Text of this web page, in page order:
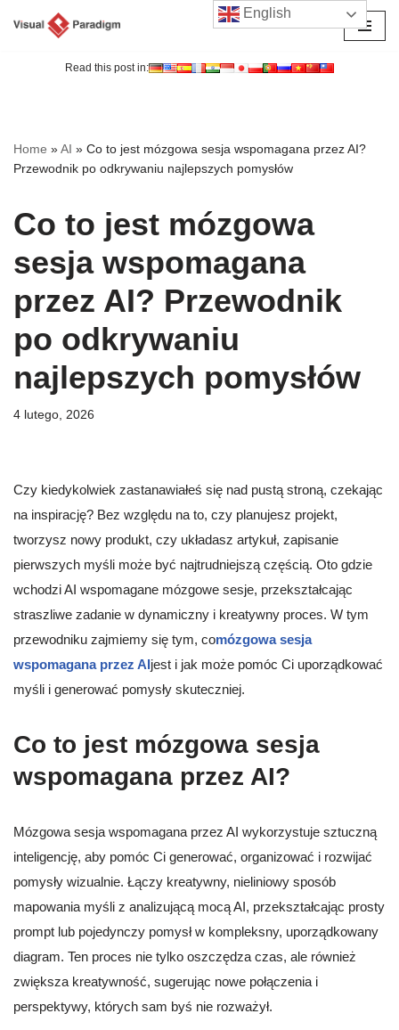
Read this post in:
Home »AI » Co to jest mózgowa sesja wspomagana przez AI?
Przewodnik po odkrywaniu najlepszych pomysłów
Co to jest mózgowa
sesja wspomagana
przez AI? Przewodnik
po odkrywaniu
najlepszych pomysłów
4 lutego, 2026
Czy kiedykolwiek zastanawiałeś się nad pustą stroną, czekając
na inspirację? Bez względu na to, czy planujesz projekt,
tworzysz nowy produkt, czy układasz artykuł, zapisanie
pierwszych myśli może być najtrudniejszą częścią. Oto gdzie
wchodzi AI wspomagane mózgowe sesje, przekształcając
straszliwe zadanie w dynamiczny i kreatywny proces. W tym
przewodniku zajmiemy się tym, comózgowa sesja
wspomagana przez AIjest i jak może pomóc Ci uporządkować
myśli i generować pomysły skuteczniej.
Co to jest mózgowa sesja
wspomagana przez AI?
Mózgowa sesja wspomagana przez AI wykorzystuje sztuczną
inteligencję, aby pomóc Ci generować, organizować i rozwijać
pomysły wizualnie. Łączy kreatywny, nieliniowy sposób
mapowania myśli z analizującą mocą AI, przekształcając prosty
prompt lub pojedynczy pomysł w kompleksny, uporządkowany
diagram. Ten proces nie tylko oszczędza czas, ale również
zwiększa kreatywność, sugerując nowe połączenia i
perspektywy, których sam byś nie rozważył.
English